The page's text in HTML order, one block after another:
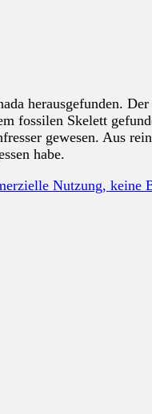
herausgefunden.
fossilen Skelett
gewesen. Aus
habe.
Nutzung, keine